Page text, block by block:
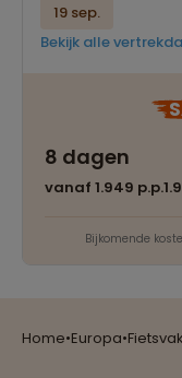
Home•Europa•
19 sep.
Bekijk alle
8 dagen
vanaf 1.949 p.p.
Bijkomende